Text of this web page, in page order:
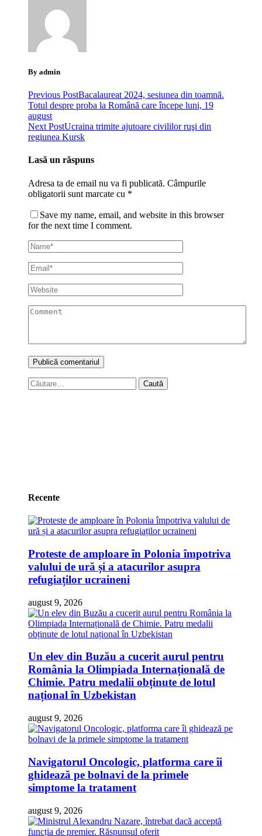
By admin
Previous PostBacalaureat 2024, sesiunea din toamnă.
Totul despre proba la Română care începe luni, 19
august
Next PostUcraina trimite ajutoare civililor ruşi din
regiunea Kursk
Lasă un răspuns
Adresa ta de email nu va fi publicată. Câmpurile
obligatorii sunt marcate cu *
Save my name, email, and website in this browser
for the next time I comment.
Caută
după:
Recente
Proteste de amploare în Polonia împotriva
valului de ură și a atacurilor asupra
refugiaților ucraineni
august 9, 2026
Un elev din Buzău a cucerit aurul pentru
România la Olimpiada Internațională de
Chimie. Patru medalii obținute de lotul
național în Uzbekistan
august 9, 2026
Navigatorul Oncologic, platforma care îi
ghidează pe bolnavi de la primele
simptome la tratament
august 9, 2026